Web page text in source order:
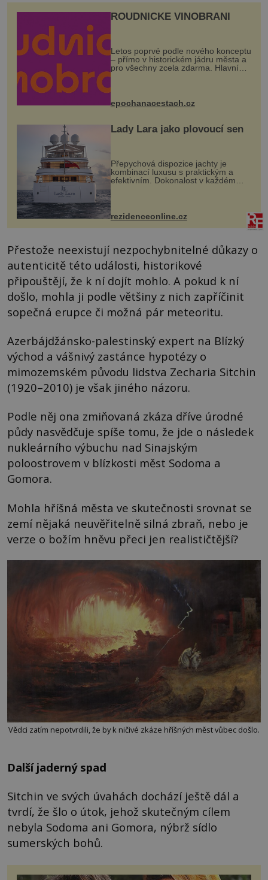
ROUDNICKÉ VINOBRANÍ
Letos poprvé podle nového konceptu
– přímo v historickém jádru města a
pro všechny zcela zdarma. Hlavní
program se odehraje na Karlově a
mohou těšit na víno, burčák, pes...
epochanacestach.cz
Lady Lara jako plovoucí sen
Přepychová dispozice jachty je
kombinací luxusu s praktickým a
efektivním. Dokonalost v každém
detailu představuje značka Fendi
Casa, kterou byly vybaveny její
paluby. Monacký přístav nabízí
každoročn...
rezidenceonline.cz
Přestože neexistují nezpochybnitelné důkazy o
autenticitě této události, historikové
připouštějí, že k ní dojít mohlo. A pokud k ní
došlo, mohla ji podle většiny z nich zapříčinit
sopečná erupce či možná pár meteoritu.
Azerbájdžánsko-palestinský expert na Blízký
východ a vášnivý zastánce hypotézy o
mimozemském původu lidstva Zecharia Sitchin
(1920–2010) je však jiného názoru.
Podle něj ona zmiňovaná zkáza dříve úrodné
půdy nasvědčuje spíše tomu, že jde o následek
nukleárního výbuchu nad Sinajským
poloostrovem v blízkosti měst Sodoma a
Gomora.
Mohla hříšná města ve skutečnosti srovnat se
zemí nějaká neuvěřitelně silná zbraň, nebo je
verze o božím hněvu přeci jen realističtější?
Vědci zatím nepotvrdili, že by k ničivé zkáze hříšných měst vůbec došlo.
Další jaderný spad
Sitchin ve svých úvahách dochází ještě dál a
tvrdí, že šlo o útok, jehož skutečným cílem
nebyla Sodoma ani Gomora, nýbrž sídlo
sumerských bohů.